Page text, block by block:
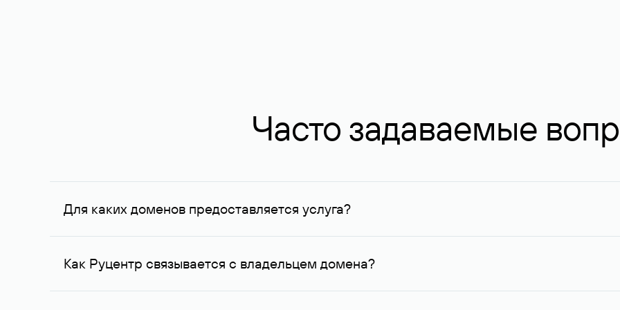
Часто задаваемые
Для каких доменов предоставляется услуга?
Услуга доступна для доменов, зарегистрированных в Руцентре и у других регистраторов. Для доменов,
Как Руцентр связывается с владельцем домена?
Для связи с владельцем домена используются его контактные данные, доступные Руцентру.